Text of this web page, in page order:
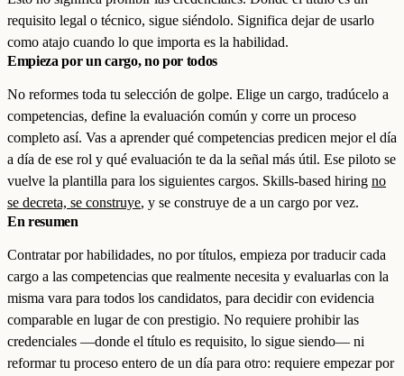
requisito legal o técnico, sigue siéndolo. Significa dejar de usarlo
como atajo cuando lo que importa es la habilidad.
Empieza por un cargo, no por todos
No reformes toda tu selección de golpe. Elige un cargo, tradúcelo a
competencias, define la evaluación común y corre un proceso
completo así. Vas a aprender qué competencias predicen mejor el día
a día de ese rol y qué evaluación te da la señal más útil. Ese piloto se
vuelve la plantilla para los siguientes cargos. Skills-based hiring no
se decreta, se construye, y se construye de a un cargo por vez.
En resumen
Contratar por habilidades, no por títulos, empieza por traducir cada
cargo a las competencias que realmente necesita y evaluarlas con la
misma vara para todos los candidatos, para decidir con evidencia
comparable en lugar de con prestigio. No requiere prohibir las
credenciales —donde el título es requisito, lo sigue siendo— ni
reformar tu proceso entero de un día para otro: requiere empezar por